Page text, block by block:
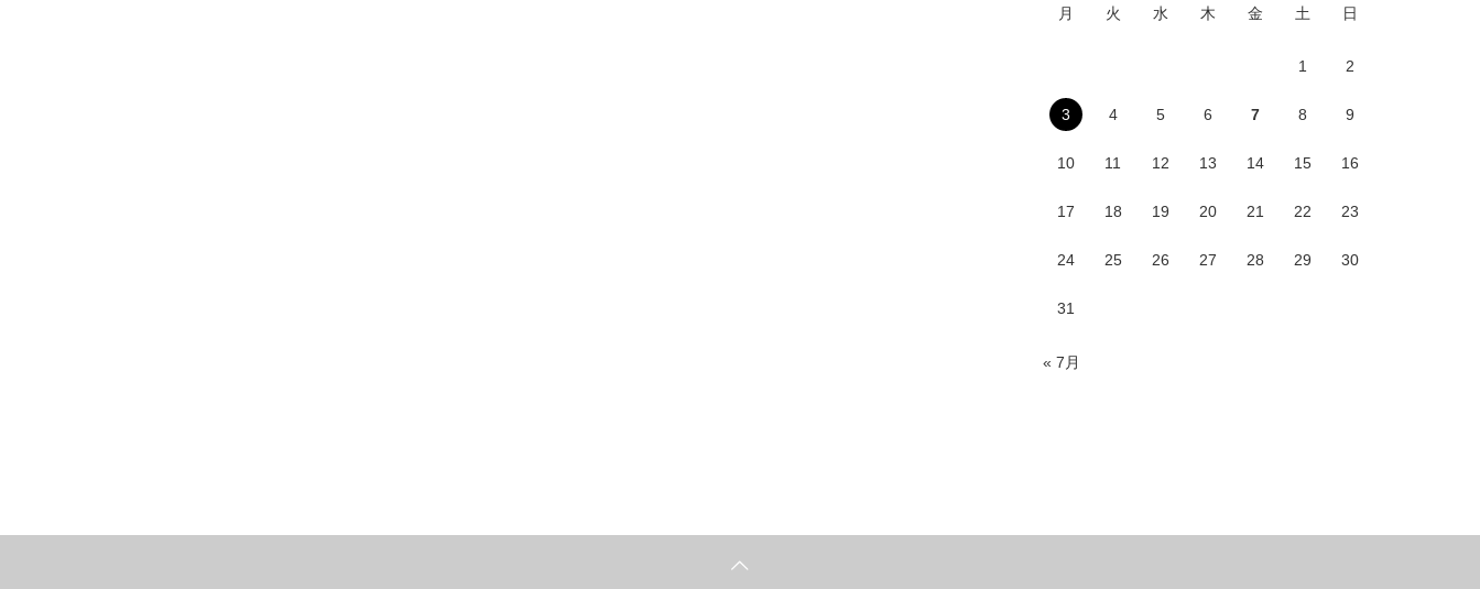
月 火 水 木 金 土 日
1 2
3 4 5 6 7 8 9
10 11 12 13 14 15 16
17 18 19 20 21 22 23
24 25 26 27 28 29 30
31
« 7月